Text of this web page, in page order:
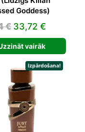
Goddess)
€ Original
price
was:
58,24 €.
33,72 €
price
is:
33,72 €.
vairāk
Izpārdošana!